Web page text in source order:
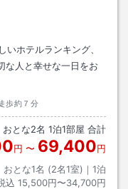
いホテルランキング、
な人と幸せな一日をお
歩約７分
おとな2名 1泊1部屋 合計
円 〜 69,400円
おとな1名 (2名1室)｜ 1泊
込 15,500円〜34,700円